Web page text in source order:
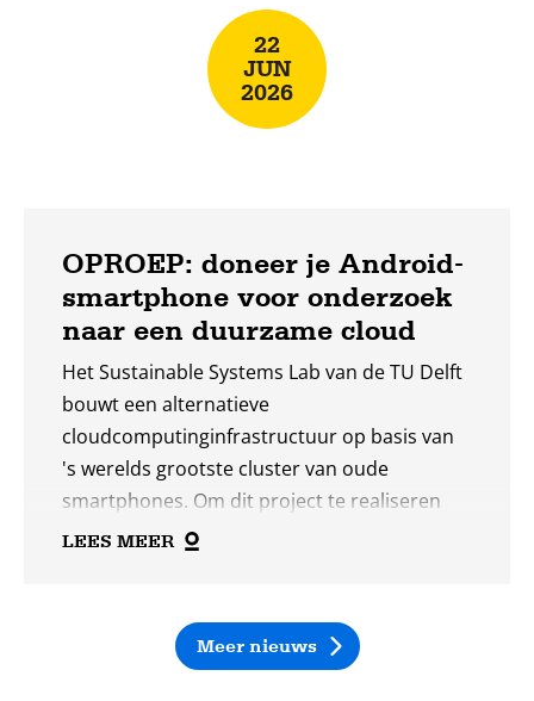
internet, van tools voor ontwikkelaars tot
meer bewustzijn bij gebruikers. Tegelijkertijd
maken ze ook duidelijk hoe groot de opgave
22
JUN
2026
OPROEP: doneer je Android-
smartphone voor onderzoek
naar een duurzame cloud
Het Sustainable Systems Lab van de TU Delft
bouwt een alternatieve
cloudcomputinginfrastructuur op basis van
's werelds grootste cluster van oude
smartphones. Om dit project te realiseren
heeft de universiteit honderden oude,
LEES MEER
Meer nieuws